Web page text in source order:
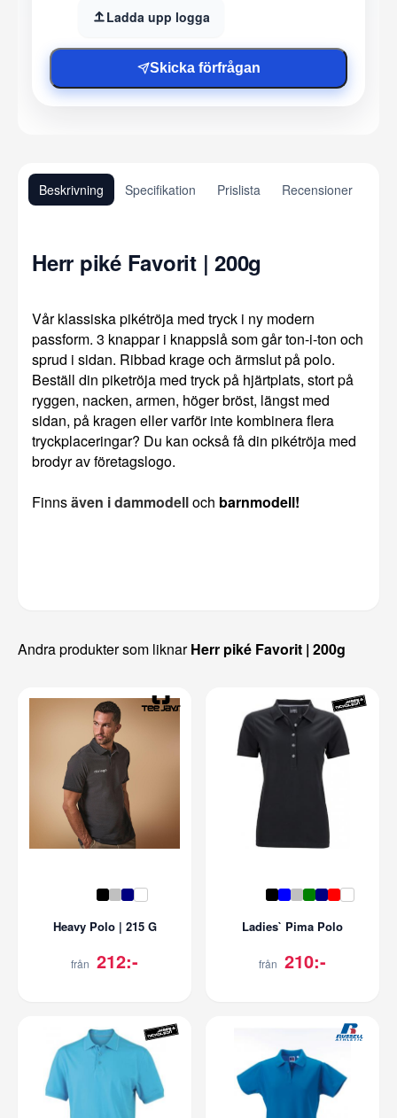
Ladda upp logga
Skicka förfrågan
Beskrivning Specifikation Prislista Recensioner
Herr piké Favorit | 200g
Vår klassiska pikétröja med tryck i ny modern
passform. 3 knappar i knappslå som går ton-i-ton och
sprud i sidan. Ribbad krage och ärmslut på polo.
Beställ din piketröja med tryck på hjärtplats, stort på
ryggen, nacken, armen, höger bröst, längst med
sidan, på kragen eller varför inte kombinera flera
tryckplaceringar? Du kan också få din pikétröja med
brodyr av företagslogo.
Finnsäven i dammodelloch barnmodell!
Andra produkter som liknarHerr piké Favorit | 200g
Heavy Polo | 215 G
från 212:-
Ladies` Pima Polo
från 210:-